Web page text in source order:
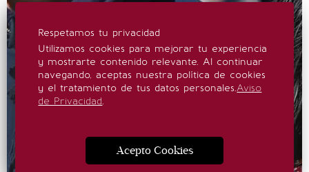
Respetamos tu privacidad
Utilizamos cookies para mejorar tu experiencia
y mostrarte contenido relevante. Al continuar
navegando, aceptas nuestra política de cookies
y el tratamiento de tus datos personales.Aviso
de Privacidad.
Acepto Cookies